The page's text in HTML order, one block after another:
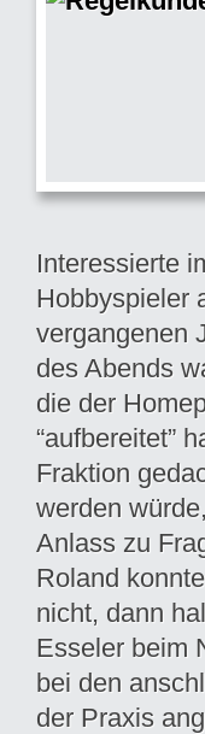
Interessierte
Hobbyspieler
vergangenen
des Abends
die der
“aufbereitet”
Fraktion
werden
Anlass zu
Roland
nicht, dann
Esseler beim
bei den
der Praxis